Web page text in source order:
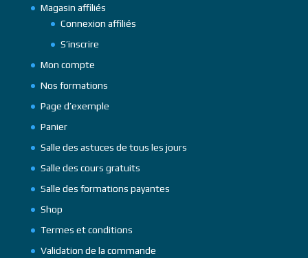
Magasin affiliés
Connexion affiliés
S’inscrire
Mon compte
Nos formations
Page d’exemple
Panier
Salle des astuces de tous les jours
Salle des cours gratuits
Salle des formations payantes
Shop
Termes et conditions
Validation de la commande